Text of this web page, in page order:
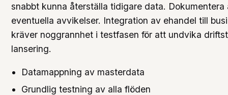
snabbt kunna återställa tidigare data. Dokumentera
eventuella avvikelser. Integration av ehandel till
kräver noggrannhet i testfasen för att undvika
lansering.
Datamappning av masterdata
Grundlig testning av alla flöden